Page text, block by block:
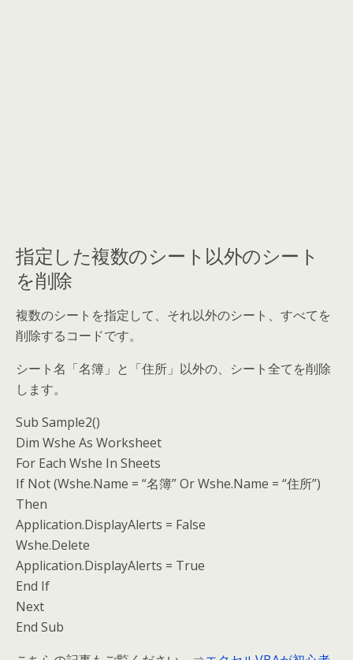
指定した複数のシート以外のシート
を削除
複数のシートを指定して、それ以外のシート、すべてを
削除するコードです。
シート名「名簿」と「住所」以外の、シート全てを削除
します。
Sub Sample2()
Dim Wshe As Worksheet
For Each Wshe In Sheets
If Not (Wshe.Name = “名簿” Or Wshe.Name = “住所”)
Then
Application.DisplayAlerts = False
Wshe.Delete
Application.DisplayAlerts = True
End If
Next
End Sub